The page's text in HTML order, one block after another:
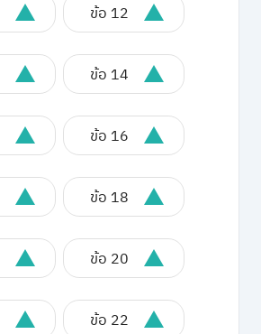
ข้อ 12
ข้อ 14
ข้อ 16
ข้อ 18
ข้อ 20
ข้อ 22